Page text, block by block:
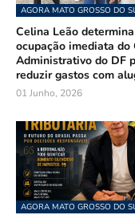
AGORA MATO GROSSO DO
Celina Leão determina
ocupação imediata do
Administrativo do DF
reduzir gastos com
01 Junho, 2026
AGORA MATO GROSSO DO